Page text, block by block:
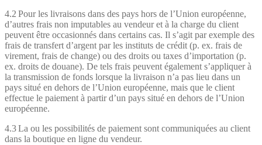
4.2 Pour les livraisons dans des pays hors de l’Union européenne,
d’autres frais non imputables au vendeur et à la charge du client
peuvent être occasionnés dans certains cas. Il s’agit par exemple des
frais de transfert d’argent par les instituts de crédit (p. ex. frais de
virement, frais de change) ou des droits ou taxes d’importation (p.
ex. droits de douane). De tels frais peuvent également s’appliquer à
la transmission de fonds lorsque la livraison n’a pas lieu dans un
pays situé en dehors de l’Union européenne, mais que le client
effectue le paiement à partir d’un pays situé en dehors de l’Union
européenne.
4.3 La ou les possibilités de paiement sont communiquées au client
dans la boutique en ligne du vendeur.